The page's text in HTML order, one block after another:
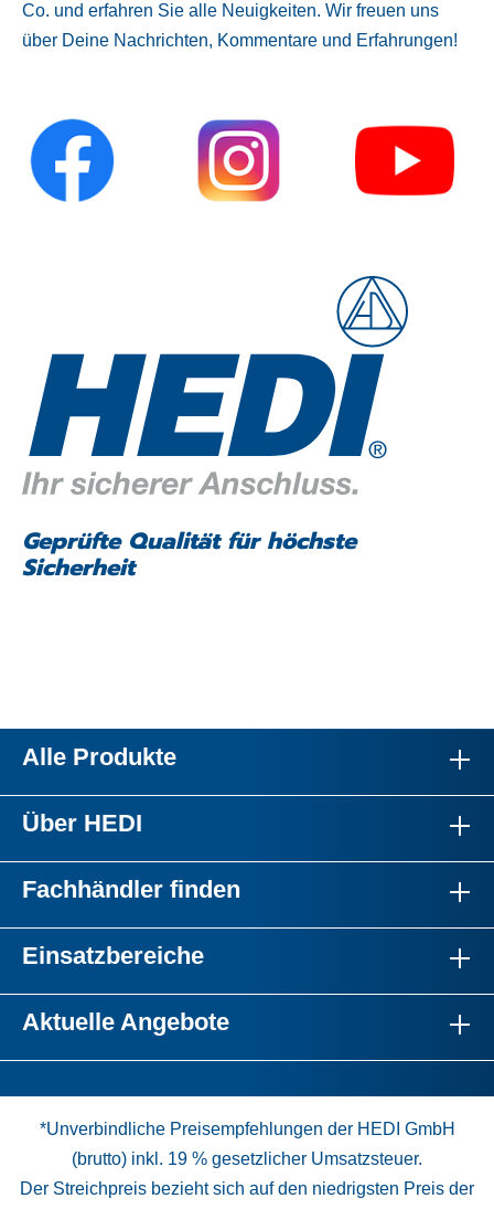
Co. und erfahren Sie alle Neuigkeiten. Wir freuen uns
über Deine Nachrichten, Kommentare und Erfahrungen!
Geprüfte Qualität für höchste
Sicherheit
Alle Produkte
Über HEDI
Fachhändler finden
Einsatzbereiche
Aktuelle Angebote
*Unverbindliche Preisempfehlungen der HEDI GmbH
(brutto) inkl. 19 % gesetzlicher Umsatzsteuer.
Der Streichpreis bezieht sich auf den niedrigsten Preis der